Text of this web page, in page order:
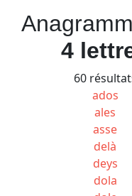
4
60
ados
ales
asse
delà
deys
dola